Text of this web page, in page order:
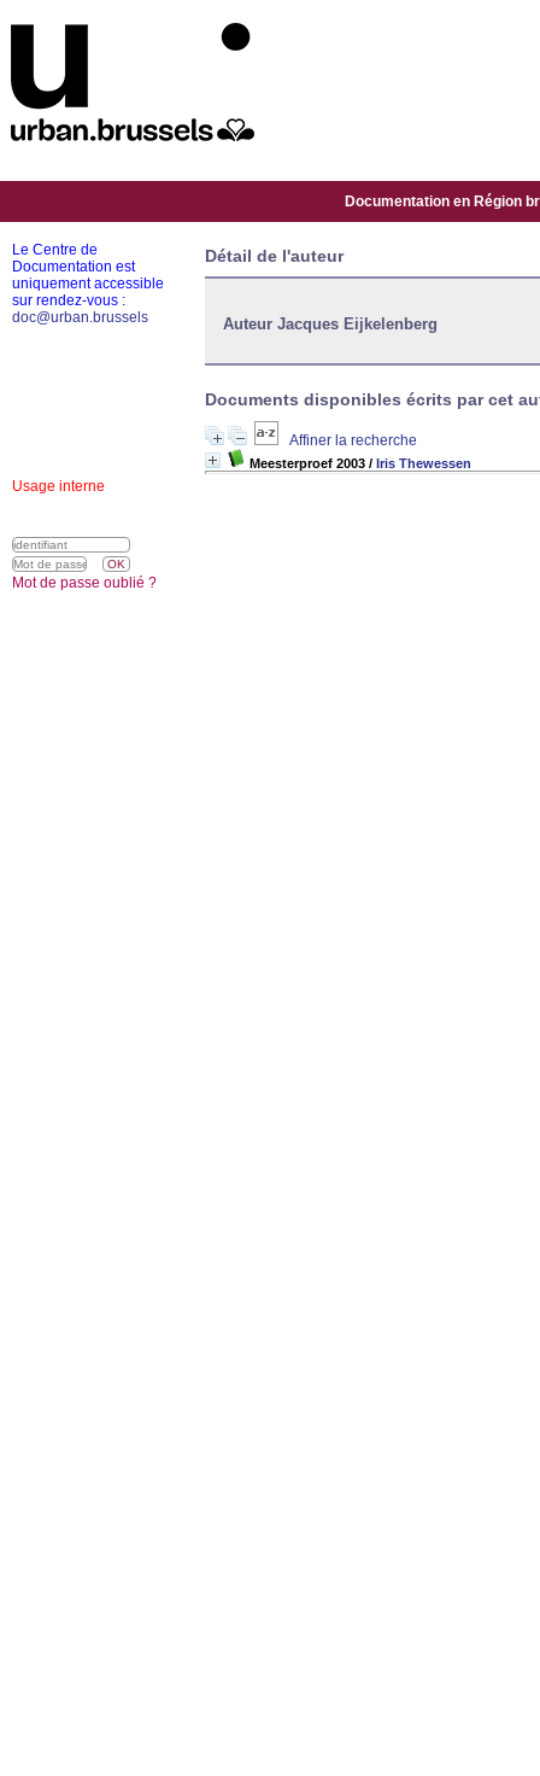
Documentation en Région
Détail de l'auteur
Auteur Jacques Eijkelenberg
Documents disponibles écrits par cet
Affiner la recherche
Meesterproef 2003 / Iris Thewessen
Le Centre de
Documentation est
uniquement accessible
sur rendez-vous :
doc@urban.brussels
Usage interne
Mot de passe oublié ?